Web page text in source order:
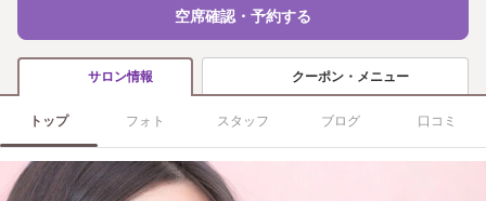
空席確認・予約する
サロン情報 クーポン・メニュー
トップ フォト スタッフ ブログ 口コミ